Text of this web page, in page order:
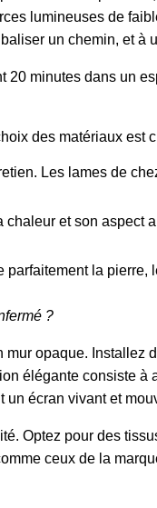
lumineuses de
un chemin, et à
20 minutes dans un
des matériaux est
Les lames de
chaleur et son aspect
parfaitement la
?
mur opaque.
élégante consiste
un écran vivant et
Optez pour des
ceux de la